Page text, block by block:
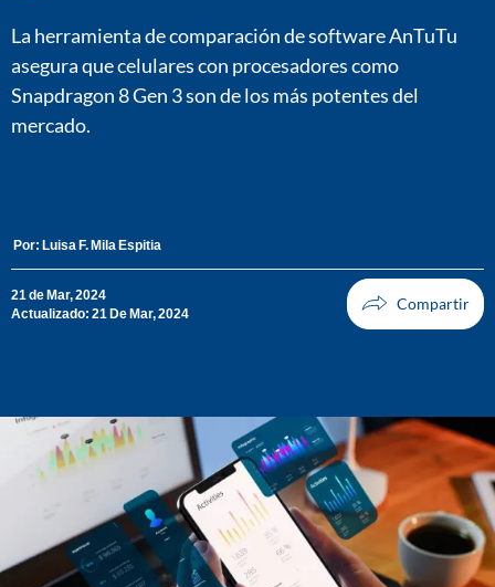
La herramienta de comparación de software AnTuTu
asegura que celulares con procesadores como
Snapdragon 8 Gen 3 son de los más potentes del
mercado.
Por: Luisa F. Mila Espitia
21 de Mar, 2024
Actualizado: 21 De Mar, 2024